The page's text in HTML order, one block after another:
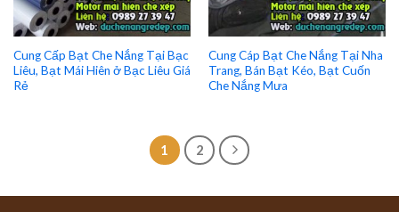
Cung Cấp Bạt Che Nắng Tại Bạc
Liêu, Bạt Mái Hiên ở Bạc Liêu Giá
Rẻ
Cung Cáp Bạt Che Nắng Tại Nha
Trang, Bán Bạt Kéo, Bạt Cuốn
Che Nắng Mưa
1 2